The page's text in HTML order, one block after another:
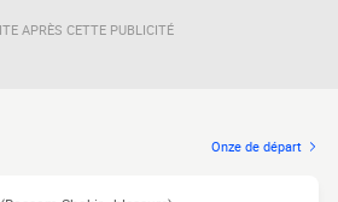
APRÈS CETTE PUBLICITÉ
Onze de départ